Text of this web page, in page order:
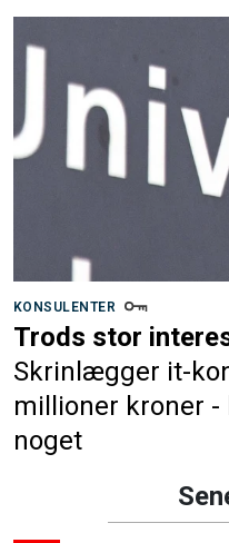
KONSULENTER
Trods stor
Skrinlægger it-
millioner kroner
noget